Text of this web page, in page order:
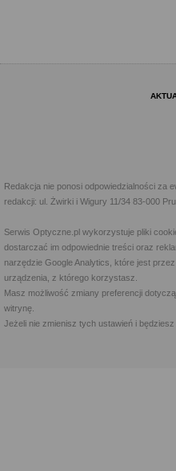
Redakcja nie ponosi odpowiedzialności za
redakcji: ul. Żwirki i Wigury 11/34 83-000
Serwis Optyczne.pl wykorzystuje pliki
dostarczać im odpowiednie treści oraz
narzędzie Google Analytics, które jest
urządzenia, z którego korzystasz.
Masz możliwość zmiany preferencji
witrynę.
Jeżeli nie zmienisz tych ustawień i